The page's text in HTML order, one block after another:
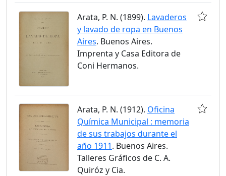
Arata, P. N. (1899). Lavaderos
y lavado de ropa en Buenos
Aires. Buenos Aires.
Imprenta y Casa Editora de
Coni Hermanos.
Arata, P. N. (1912). Oficina
Química Municipal : memoria
de sus trabajos durante el
año 1911. Buenos Aires.
Talleres Gráficos de C. A.
Quiróz y Cia.